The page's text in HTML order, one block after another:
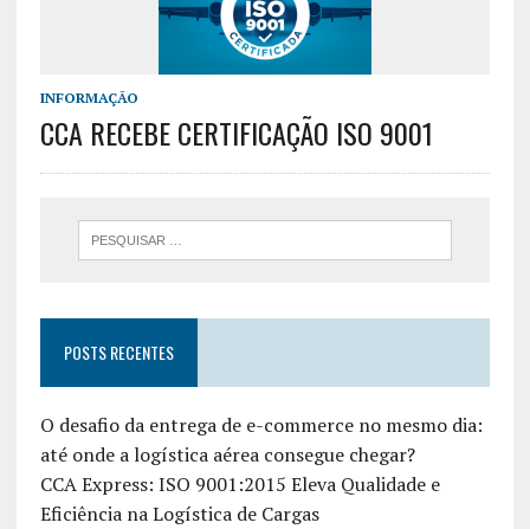
INFORMAÇÃO
CCA RECEBE CERTIFICAÇÃO ISO 9001
POSTS RECENTES
O desafio da entrega de e-commerce no mesmo dia:
até onde a logística aérea consegue chegar?
CCA Express: ISO 9001:2015 Eleva Qualidade e
Eficiência na Logística de Cargas